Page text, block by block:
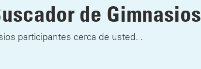
de Gimnasios
participantes cerca de usted. .